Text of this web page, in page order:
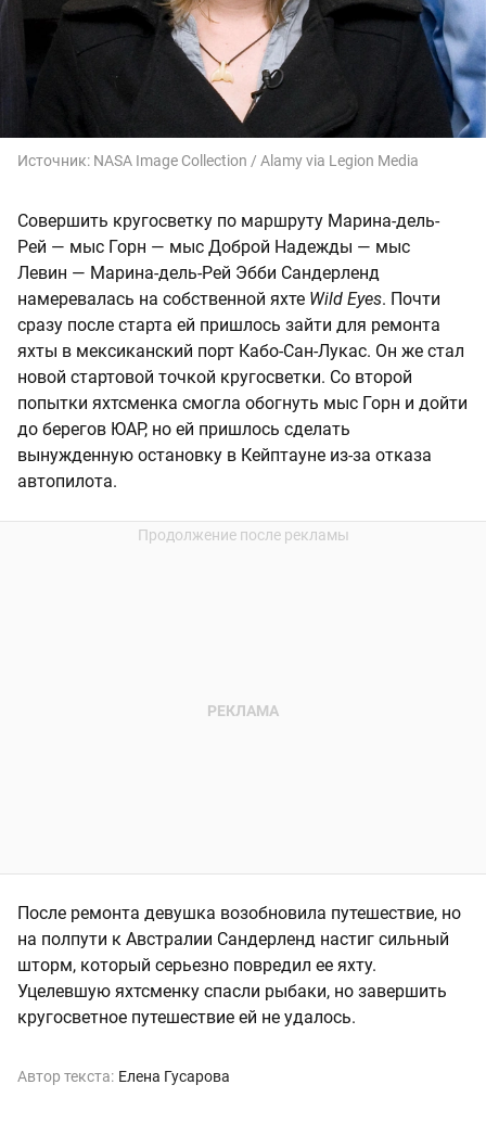
Источник: NASA Image Collection / Alamy via Legion Media
Совершить кругосветку по маршруту Марина-дель-
Рей — мыс Горн — мыс Доброй Надежды — мыс
Левин — Марина-дель-Рей Эбби Сандерленд
намеревалась на собственной яхте Wild Eyes. Почти
сразу после старта ей пришлось зайти для ремонта
яхты в мексиканский порт Кабо-Сан-Лукас. Он же стал
новой стартовой точкой кругосветки. Со второй
попытки яхтсменка смогла обогнуть мыс Горн и дойти
до берегов ЮАР, но ей пришлось сделать
вынужденную остановку в Кейптауне из-за отказа
автопилота.
После ремонта девушка возобновила путешествие, но
на полпути к Австралии Сандерленд настиг сильный
шторм, который серьезно повредил ее яхту.
Уцелевшую яхтсменку спасли рыбаки, но завершить
кругосветное путешествие ей не удалось.
Автор текста: Елена Гусарова